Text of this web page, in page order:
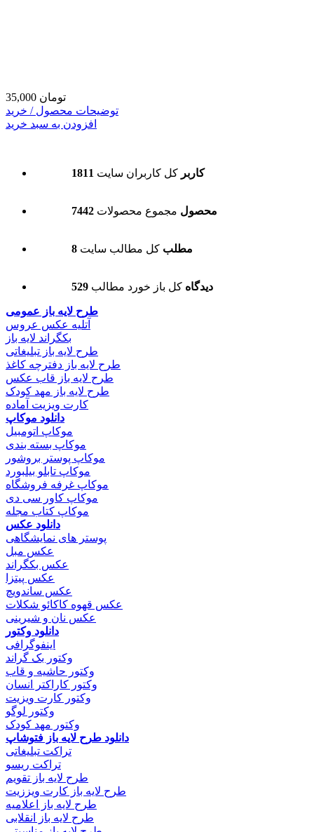
35,000 تومان
توضیحات محصول / خرید
افزودن به سبد خرید
1811 کاربر کل کاربران سایت
7442 محصول مجموع محصولات
8 مطلب کل مطالب سایت
529 دیدگاه کل باز خورد مطالب
طرح لایه باز عمومی
آتلیه عکس عروس
بکگراند لایه باز
طرح لایه باز تبلیغاتی
طرح لایه باز دفترچه کاغذ
طرح لایه باز قاب عکس
طرح لایه باز مهد کودک
کارت ویزیت آماده
دانلود موکاپ
موکاپ اتومبیل
موکاپ بسته بندی
موکاپ پوستر بروشور
موکاپ تابلو بیلبورد
موکاپ غرفه فروشگاه
موکاپ کاور سی دی
موکاپ کتاب مجله
دانلود عکس
پوستر های نمایشگاهی
عکس مبل
عکس بکگراند
عکس پیتزا
عکس ساندویچ
عکس قهوه کاکائو شکلات
عکس نان و شیرینی
دانلود وکتور
اینفوگرافی
وکتور بک گراند
وکتور حاشیه و قاب
وکتور کاراکتر انسان
وکتور کارت ویزیت
وکتور لوگو
وکتور مهد کودک
دانلود طرح لایه باز فتوشاپ
تراکت تبلیغاتی
تراکت ریسو
طرح لایه باز تقویم
طرح لایه باز کارت ویززیت
طرح لایه باز اعلامیه
طرح لایه باز انقلابی